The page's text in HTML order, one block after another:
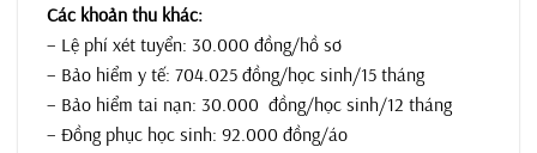
Các khoản thu khác:
– Lệ phí xét tuyển: 30.000 đồng/hồ sơ
– Bảo hiểm y tế: 704.025 đồng/học sinh/15 tháng
– Bảo hiểm tai nạn: 30.000 đồng/học sinh/12 tháng
– Đồng phục học sinh: 92.000 đồng/áo